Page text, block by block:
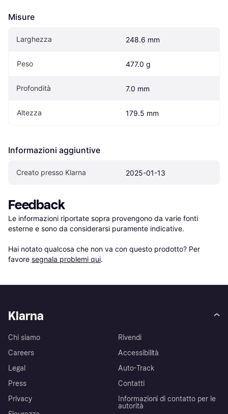
Misure
Larghezza 248.6 mm
Peso 477.0 g
Profondità 7.0 mm
Altezza 179.5 mm
Informazioni aggiuntive
Creato presso Klarna 2025-01-13
Feedback
Le informazioni riportate sopra provengono da varie fonti
esterne e sono da considerarsi puramente indicative.
Hai notato qualcosa che non va con questo prodotto? Per
favore segnala problemi qui.
Klarna
Chi siamo
Careers
Legal
Press
Privacy
Rivendi
Accessibilità
Auto-Track
Contatti
Informazioni di contatto per le
autorità